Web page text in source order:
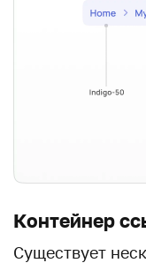
Контейнер
Существует